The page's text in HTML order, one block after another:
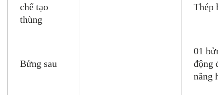
chế tạo
thùng
Thép
Bửng sau
01
động
nâng